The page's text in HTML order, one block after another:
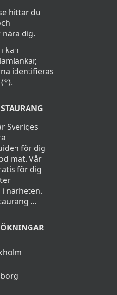
hittar du
dig.
kan
identifieras
Sveriges
för dig
mat. Vår
för dig
närheten.
...